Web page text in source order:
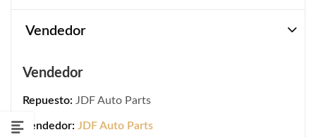
Vendedor
Vendedor
Repuesto: JDF Auto Parts
Vendedor: JDF Auto Parts